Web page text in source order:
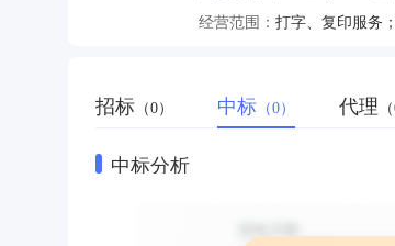
经营范围： 打字、复印服务
招标 （0） 中标 （0） 代理
中标分析